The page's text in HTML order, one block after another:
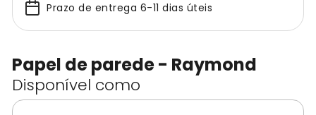
Papel de parede - Raymond
Disponível como
Prazo de entrega 6-11 dias úteis